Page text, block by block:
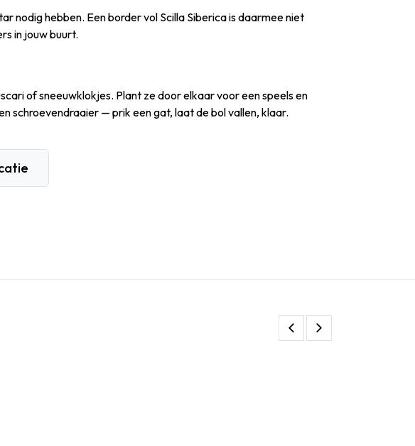
nodig hebben. Een border vol Scilla Siberica is daarmee niet
in jouw buurt.
of sneeuwklokjes. Plant ze door elkaar voor een speels en
schroevendraaier — prik een gat, laat de bol vallen, klaar.